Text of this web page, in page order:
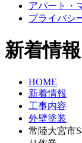
アパート・
プライバシ
新着情報
HOME
新着情報
工事内容
外壁塗装
常陸大宮